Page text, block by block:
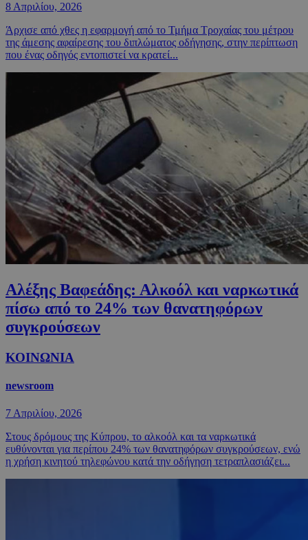
8 Απριλίου, 2026
Άρχισε από χθες η εφαρμογή από το Τμήμα Τροχαίας του μέτρου
της άμεσης αφαίρεσης του διπλώματος οδήγησης, στην περίπτωση
που ένας οδηγός εντοπιστεί να κρατεί...
Αλέξης Βαφεάδης: Αλκοόλ και ναρκωτικά
πίσω από το 24% των θανατηφόρων
συγκρούσεων
ΚΟΙΝΩΝΙΑ
newsroom
7 Απριλίου, 2026
Στους δρόμους της Κύπρου, το αλκοόλ και τα ναρκωτικά
ευθύνονται για περίπου 24% των θανατηφόρων συγκρούσεων, ενώ
η χρήση κινητού τηλεφώνου κατά την οδήγηση τετραπλασιάζει...